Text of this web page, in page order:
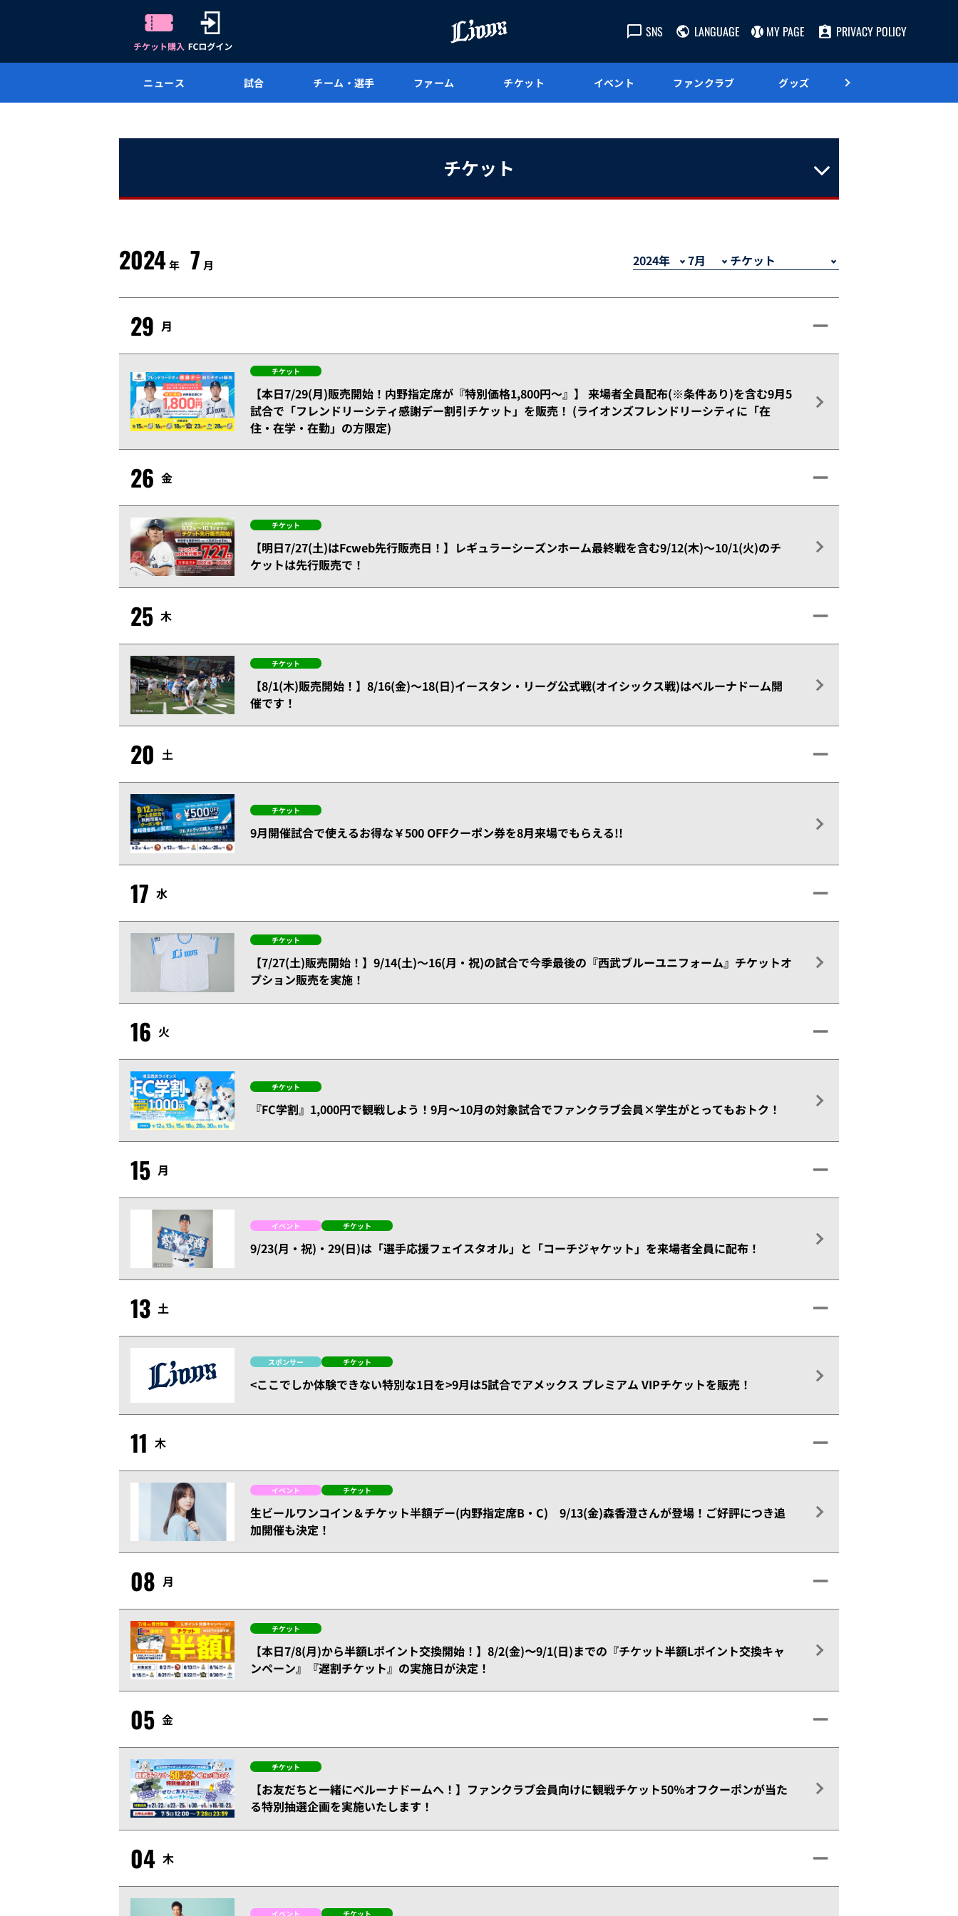
SNS LANGUAGE MY PAGE PRIVACY POLICY
ニュース 試合 チーム・選手 ファーム チケット イベント ファンクラブ グッズ
チケット
2024年 7 月
29 月
チケット
【本日7/29(月)販売開始！内野指定席が『特別価格1,800円～』】 来場者全員配布(※条件あり)を含む9月5
試合で「フレンドリーシティ感謝デー割引チケット」を販売！ (ライオンズフレンドリーシティに「在
住・在学・在勤」の方限定)
26 金
チケット
【明日7/27(土)はFcweb先行販売日！】レギュラーシーズンホーム最終戦を含む9/12(木)～10/1(火)のチ
ケットは先行販売で！
25 木
チケット
【8/1(木)販売開始！】8/16(金)～18(日)イースタン・リーグ公式戦(オイシックス戦)はベルーナドーム開
催です！
20 土
チケット
9月開催試合で使えるお得な￥500 OFFクーポン券を8月来場でもらえる!!
17 水
チケット
【7/27(土)販売開始！】9/14(土)～16(月・祝)の試合で今季最後の『西武ブルーユニフォーム』チケットオ
プション販売を実施！
16 火
チケット
『FC学割』1,000円で観戦しよう！9月～10月の対象試合でファンクラブ会員×学生がとってもおトク！
15 月
イベント チケット
9/23(月・祝)・29(日)は「選手応援フェイスタオル」と「コーチジャケット」を来場者全員に配布！
13 土
スポンサー チケット
<ここでしか体験できない特別な1日を>9月は5試合でアメックス プレミアム VIPチケットを販売！
11 木
イベント チケット
生ビールワンコイン＆チケット半額デー(内野指定席B・C) 9/13(金)森香澄さんが登場！ご好評につき追
加開催も決定！
08 月
チケット
【本日7/8(月)から半額Lポイント交換開始！】8/2(金)〜9/1(日)までの『チケット半額Lポイント交換キャ
ンペーン』『遅割チケット』の実施日が決定！
05 金
チケット
【お友だちと一緒にベルーナドームへ！】ファンクラブ会員向けに観戦チケット50％オフクーポンが当た
る特別抽選企画を実施いたします！
04 木
イベント チケット